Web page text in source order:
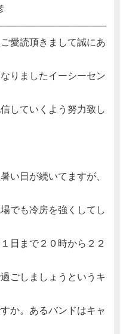
愛読頂きまして誠にあ
りましたイーシーセン
していくよう努力致し
い日が続いてますが、
でも冷房を強くしてし
日まで２０時から２２
ごしましょうというキ
か。あるバンドはキャ